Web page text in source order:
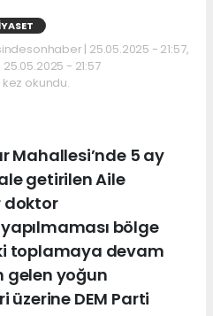
| 25.05.2025 - 21:57,
- 21:57
kez okundu.
Mahallesi’nde 5 ay
getirilen Aile
doktor
bölge
toplamaya devam
gelen yoğun
DEM Parti